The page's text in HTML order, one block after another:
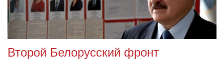
Второй Белорусский фронт